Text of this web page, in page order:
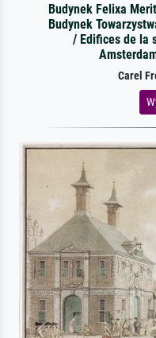
Budynek Felixa
Budynek
/ Edifices de la
Carel